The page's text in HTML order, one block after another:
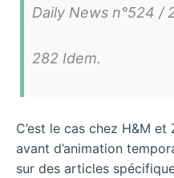
Daily News n°524 /
282 Idem.
C’est le cas chez H&M
avant d’animation
sur des articles